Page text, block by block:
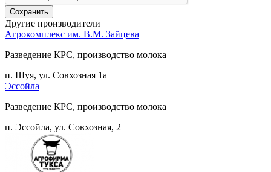
Другие производители
Агрокомплекс им. В.М. Зайцева
Разведение КРС, производство молока
п. Шуя, ул. Совхозная 1а
Эссойла
Разведение КРС, производство молока
п. Эссойла, ул. Совхозная, 2